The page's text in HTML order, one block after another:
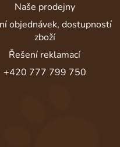
Naše prodejny
objednávek, dostupností
zboží
Řešení reklamací
+420 777 799 750